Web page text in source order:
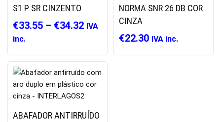
S1 P SR CINZENTO
€33.55 – €34.32 IVA
inc.
NORMA SNR 26 DB COR
CINZA
€22.30 IVA inc.
ABAFADOR ANTIRRUÍDO